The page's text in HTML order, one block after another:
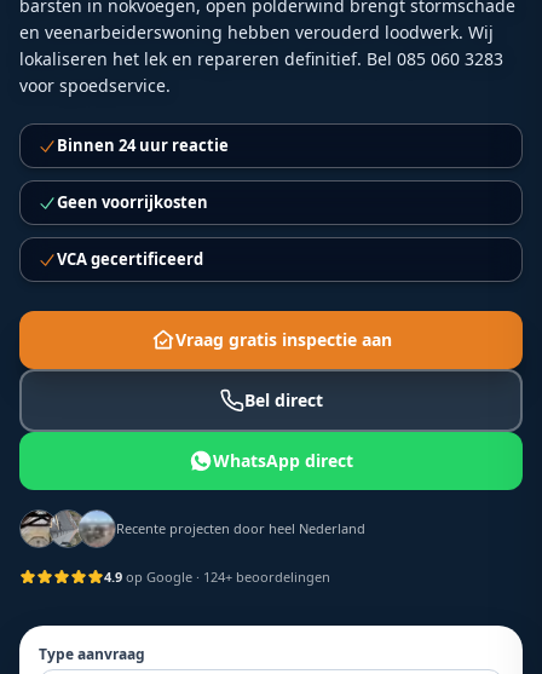
barsten in nokvoegen, open polderwind brengt stormschade
en veenarbeiderswoning hebben verouderd loodwerk. Wij
lokaliseren het lek en repareren definitief. Bel 085 060 3283
voor spoedservice.
Binnen 24 uur reactie
Geen voorrijkosten
VCA gecertificeerd
Vraag gratis inspectie aan
Bel direct
WhatsApp direct
Recente projecten door heel Nederland
4.9 op Google · 124+ beoordelingen
Type aanvraag